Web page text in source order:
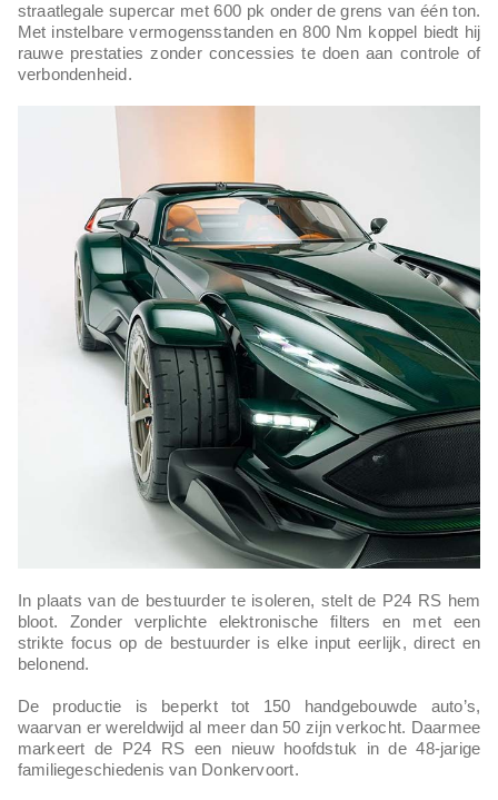
straatlegale supercar met 600 pk onder de grens van één ton.
Met instelbare vermogensstanden en 800 Nm koppel biedt hij
rauwe prestaties zonder concessies te doen aan controle of
verbondenheid.
In plaats van de bestuurder te isoleren, stelt de P24 RS hem
bloot. Zonder verplichte elektronische filters en met een
strikte focus op de bestuurder is elke input eerlijk, direct en
belonend.
De productie is beperkt tot 150 handgebouwde auto’s,
waarvan er wereldwijd al meer dan 50 zijn verkocht. Daarmee
markeert de P24 RS een nieuw hoofdstuk in de 48-jarige
familiegeschiedenis van Donkervoort.